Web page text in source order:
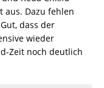
aus. Dazu fehlen
dass der
wieder
Zeit noch deutlich